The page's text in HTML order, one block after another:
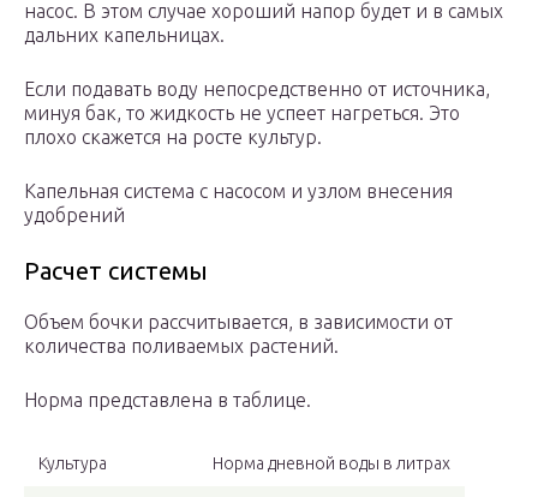
насос. В этом случае хороший напор будет и в самых
дальних капельницах.
Если подавать воду непосредственно от источника,
минуя бак, то жидкость не успеет нагреться. Это
плохо скажется на росте культур.
Капельная система с насосом и узлом внесения
удобрений
Расчет системы
Объем бочки рассчитывается, в зависимости от
количества поливаемых растений.
Норма представлена в таблице.
Культура Норма дневной воды в литрах